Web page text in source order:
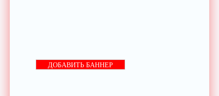
ДОБАВИТЬ БАННЕР